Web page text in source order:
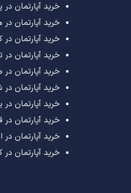
خرید آپارتمان در
خرید آپارتمان
خرید آپارتمان در
خرید آپارتمان در
خرید آپارتمان
خرید آپارتمان در
خرید آپارتمان در
خرید آپارتمان در
خرید آپارتمان
خرید آپارتمان